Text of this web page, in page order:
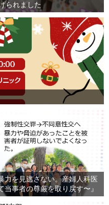
られました
力を見逃さない。産婦人科医
事者の尊厳を取り戻す〜』